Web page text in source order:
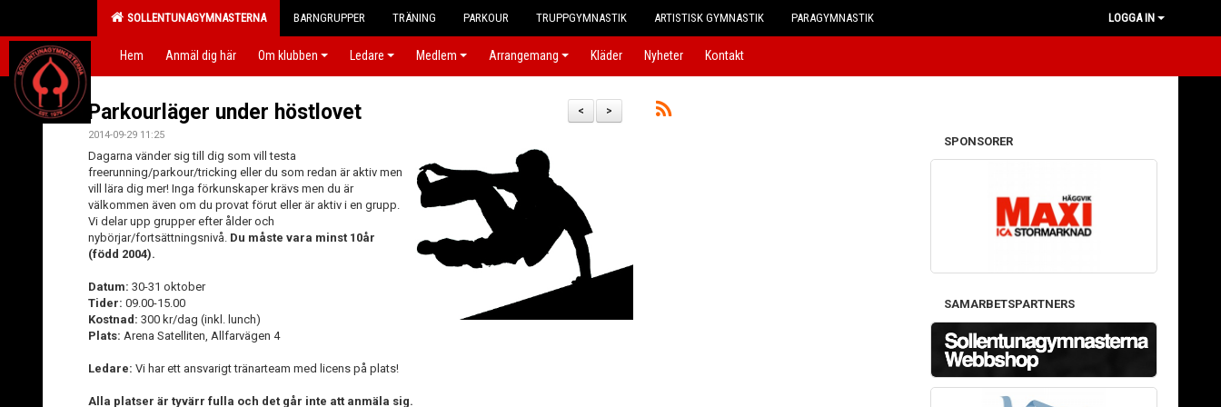
SOLLENTUNAGYMNASTERNA BARNGRUPPER TRÄNING PARKOUR TRUPPGYMNASTIK ARTISTISK GYMNASTIK PARAGYMNASTIK LOGGA IN
Hem Anmäl dig här Om klubben Ledare Medlem Arrangemang Kläder Nyheter Kontakt
>
<
Parkourläger under höstlovet
2014-09-29 11:25
Dagarna vänder sig till dig som vill testa
freerunning/parkour/tricking eller du som redan är aktiv men
vill lära dig mer! Inga förkunskaper krävs men du är
välkommen även om du provat förut eller är aktiv i en grupp.
Vi delar upp grupper efter ålder och
nybörjar/fortsättningsnivå. Du måste vara minst 10år
(född 2004).
Datum: 30-31 oktober
Tider: 09.00-15.00
Kostnad: 300 kr/dag (inkl. lunch)
Plats: Arena Satelliten, Allfarvägen 4
Ledare: Vi har ett ansvarigt tränarteam med licens på plats!
Alla platser är tyvärr fulla och det går inte att anmäla sig.
SPONSORER
SAMARBETSPARTNERS